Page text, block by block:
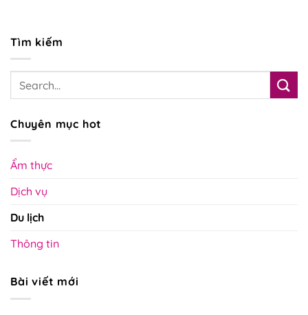
Tìm kiếm
Chuyên mục hot
Ẩm thực
Dịch vụ
Du lịch
Thông tin
Bài viết mới